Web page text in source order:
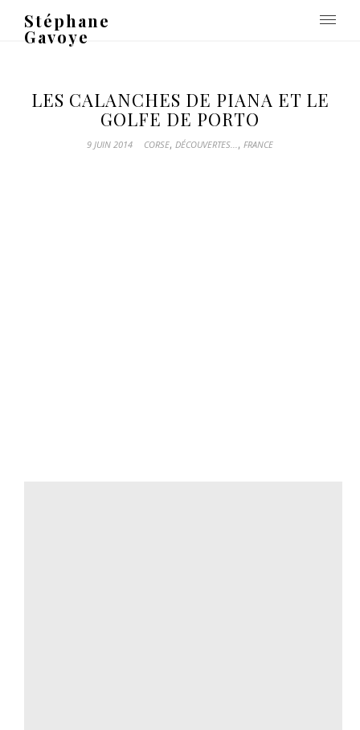
Stéphane
Gavoye
LES CALANCHES DE PIANA ET LE
GOLFE DE PORTO
9 JUIN 2014 CORSE, DÉCOUVERTES..., FRANCE